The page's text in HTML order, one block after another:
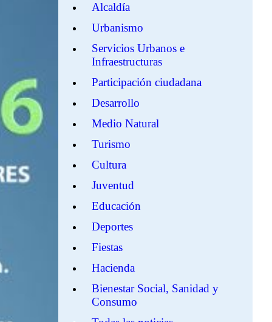
Alcaldía
Urbanismo
Servicios Urbanos e
Infraestructuras
Participación ciudadana
Desarrollo
Medio Natural
Turismo
Cultura
Juventud
Educación
Deportes
Fiestas
Hacienda
Bienestar Social, Sanidad y
Consumo